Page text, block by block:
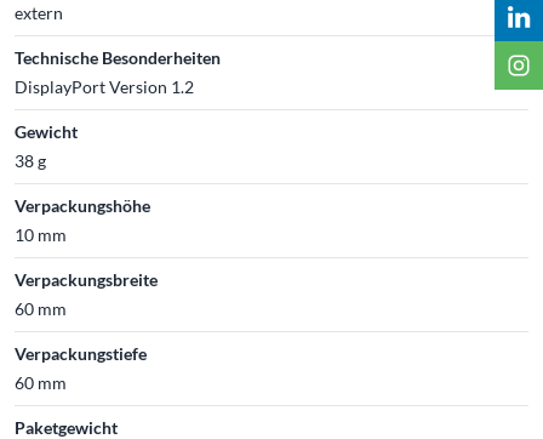
extern
Technische Besonderheiten
DisplayPort Version 1.2
Gewicht
38 g
Verpackungshöhe
10 mm
Verpackungsbreite
60 mm
Verpackungstiefe
60 mm
Paketgewicht